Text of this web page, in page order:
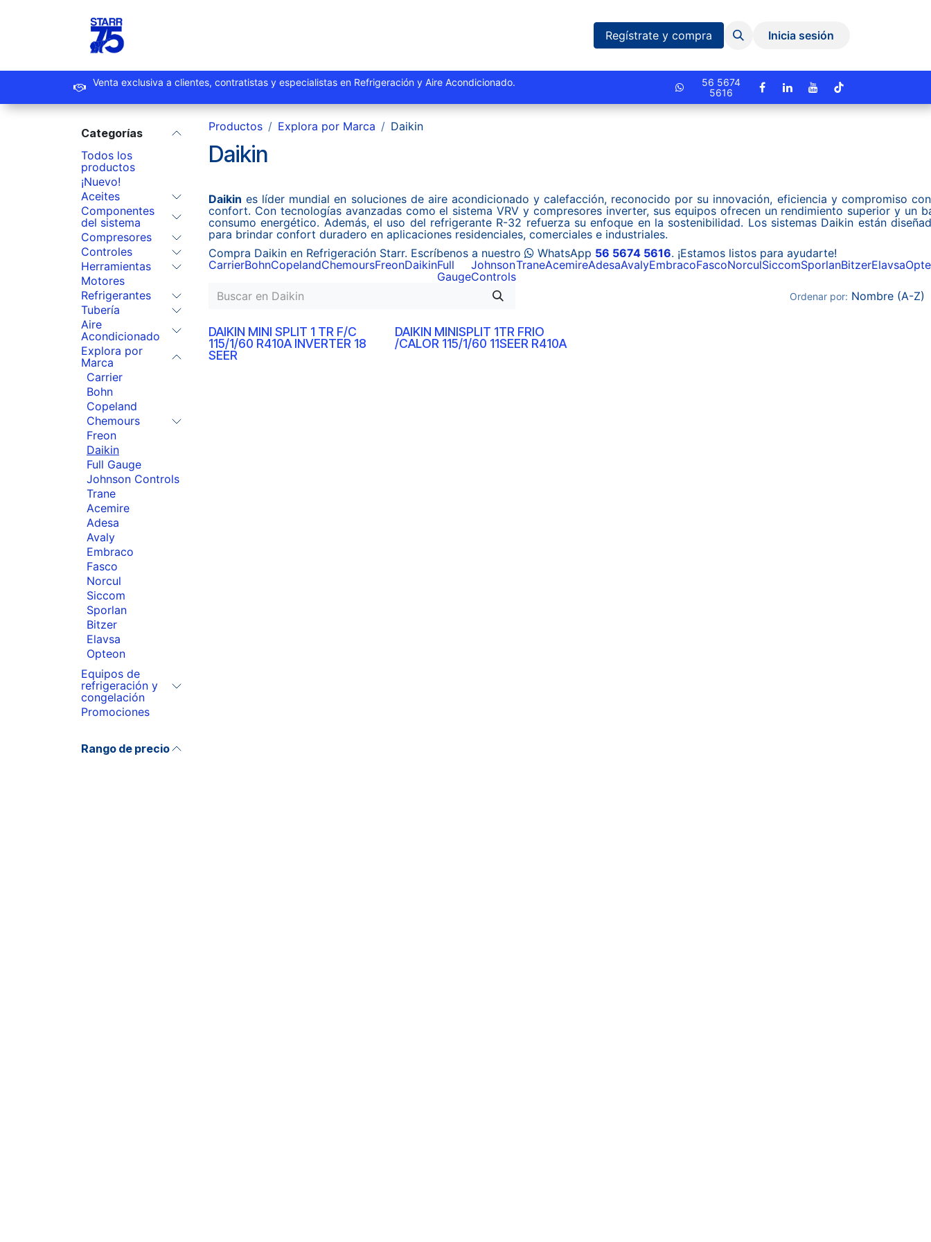
Sucursales Eventos y Capacitaciones Quiniela
Regístrate y compra Inicia sesión
Venta exclusiva a clientes, contratistas y especialistas en Refrigeración y Aire Acondicionado.
56 5674
5616
Categorías
Todos los
productos
¡Nuevo!
Aceites
Componentes
del sistema
Compresores
Controles
Herramientas
Motores
Refrigerantes
Tubería
Aire
Acondicionado
Explora por
Marca
Carrier
Bohn
Copeland
Chemours
Freon
Daikin
Full Gauge
Johnson Controls
Trane
Acemire
Adesa
Avaly
Embraco
Fasco
Norcul
Siccom
Sporlan
Bitzer
Elavsa
Opteon
Equipos de
refrigeración y
congelación
Promociones
Rango de precio
Productos Explora por Marca Daikin
Daikin
Daikin es líder mundial en soluciones de aire acondicionado y calefacción, reconocido por su innovación, eficiencia y compromiso
confort. Con tecnologías avanzadas como el sistema VRV y compresores inverter, sus equipos ofrecen un rendimiento superior y un
consumo energético. Además, el uso del refrigerante R-32 refuerza su enfoque en la sostenibilidad. Los sistemas Daikin están
para brindar confort duradero en aplicaciones residenciales, comerciales e industriales.
Compra Daikin en Refrigeración Starr. Escríbenos a nuestro
​ WhatsApp 56 5674 5616. ¡Estamos listos para ayudarte!
CarrierBohnCopelandChemoursFreonDaikinFull
Gauge
Johnson
Controls
TraneAcemireAdesaAvalyEmbracoFascoNorculSiccomSporlanBitzerElavsa
Ordenar por: Nombre (A-Z)
DAIKIN MINI SPLIT 1 TR F/C
115/1/60 R410A INVERTER 18
SEER
DAIKIN MINISPLIT 1TR FRIO
/CALOR 115/1/60 11SEER R410A